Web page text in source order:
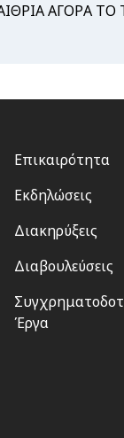
ΑΓΟΡΑ
Footer
Επικαιρότητα
Εκδηλώσεις
Διακηρύξεις
Διαβουλεύσεις
Έργα